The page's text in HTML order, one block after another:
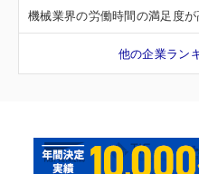
機械業界の労働時間の満足度
他の企業ラン